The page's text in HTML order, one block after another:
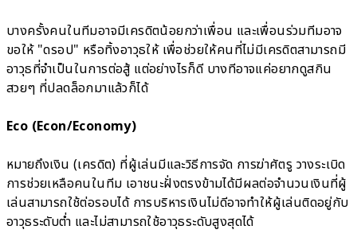
บางครั้งคนในทีมอาจมีเครดิตน้อยกว่าเพื่อน และเพื่อนร่วมทีมอาจ
ขอให้ "ดรอป" หรือทิ้งอาวุธให้ เพื่อช่วยให้คนที่ไม่มีเครดิตสามารถมี
อาวุธที่จำเป็นในการต่อสู้ แต่อย่างไรก็ดี บางทีอาจแค่อยากดูสกิน
สวยๆ ที่ปลดล็อกมาแล้วก็ได้
Eco (Econ/Economy)
หมายถึงเงิน (เครดิต) ที่ผู้เล่นมีและวิธีการจัด การฆ่าศัตรู วางระเบิด
การช่วยเหลือคนในทีม เอาชนะฝั่งตรงข้ามได้มีผลต่อจำนวนเงินที่ผู้
เล่นสามารถใช้ต่อรอบได้ การบริหารเงินไม่ดีอาจทำให้ผู้เล่นติดอยู่กับ
อาวุธระดับต่ำ และไม่สามารถใช้อาวุธระดับสูงสุดได้